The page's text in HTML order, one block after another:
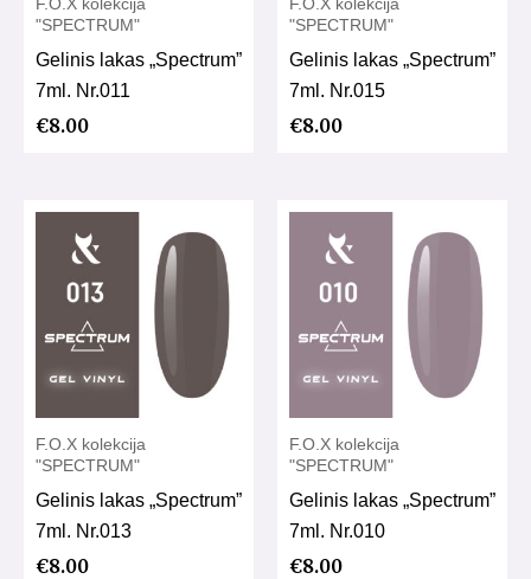
"SPECTRUM"
Gelinis lakas „Spectrum”
7ml. Nr.011
€8.00
"SPECTRUM"
Gelinis lakas „Spectrum”
7ml. Nr.015
€8.00
F.O.X kolekcija
"SPECTRUM"
Gelinis lakas „Spectrum”
7ml. Nr.013
€8.00
F.O.X kolekcija
"SPECTRUM"
Gelinis lakas „Spectrum”
7ml. Nr.010
€8.00